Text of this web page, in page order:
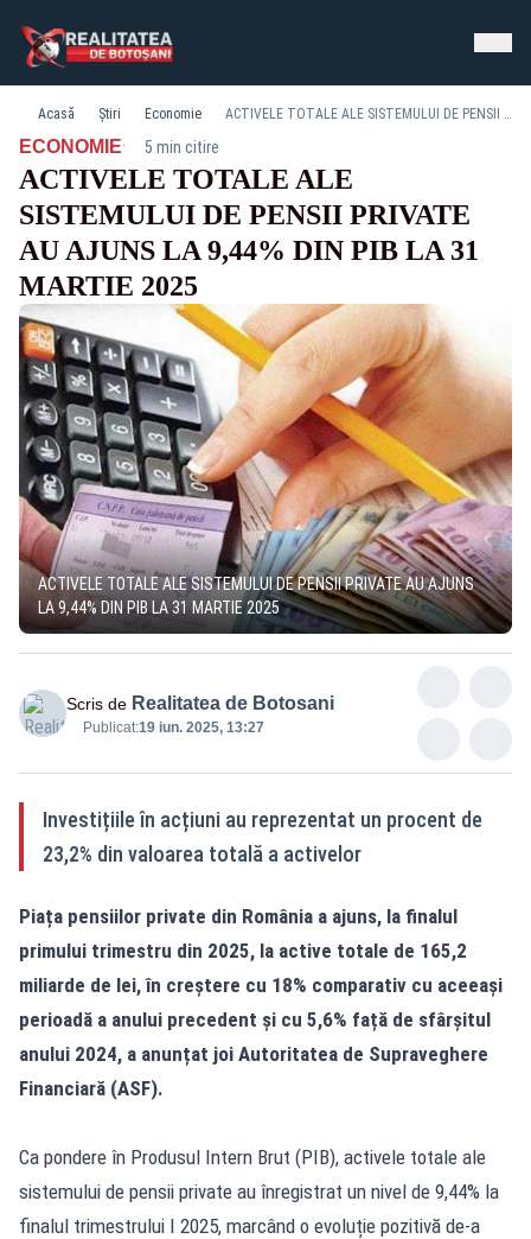
Acasă Știri Economie ACTIVELE TOTALE ALE SISTEMULUI DE PENSII PRIVATE AU AJUNS LA 9,44% DIN PIB LA 31 MARTIE 2025
ECONOMIE· 5 min citire
ACTIVELE TOTALE ALE
SISTEMULUI DE PENSII PRIVATE
AU AJUNS LA 9,44% DIN PIB LA 31
MARTIE 2025
ACTIVELE TOTALE ALE SISTEMULUI DE PENSII PRIVATE AU AJUNS
LA 9,44% DIN PIB LA 31 MARTIE 2025
Scris de Realitatea de Botosani
Publicat:19 iun. 2025, 13:27
Investițiile în acțiuni au reprezentat un procent de
23,2% din valoarea totală a activelor
Piața pensiilor private din România a ajuns, la finalul
primului trimestru din 2025, la active totale de 165,2
miliarde de lei, în creștere cu 18% comparativ cu aceeași
perioadă a anului precedent și cu 5,6% față de sfârșitul
anului 2024, a anunțat joi Autoritatea de Supraveghere
Financiară (ASF).
Ca pondere în Produsul Intern Brut (PIB), activele totale ale
sistemului de pensii private au înregistrat un nivel de 9,44% la
finalul trimestrului I 2025, marcând o evoluție pozitivă de-a